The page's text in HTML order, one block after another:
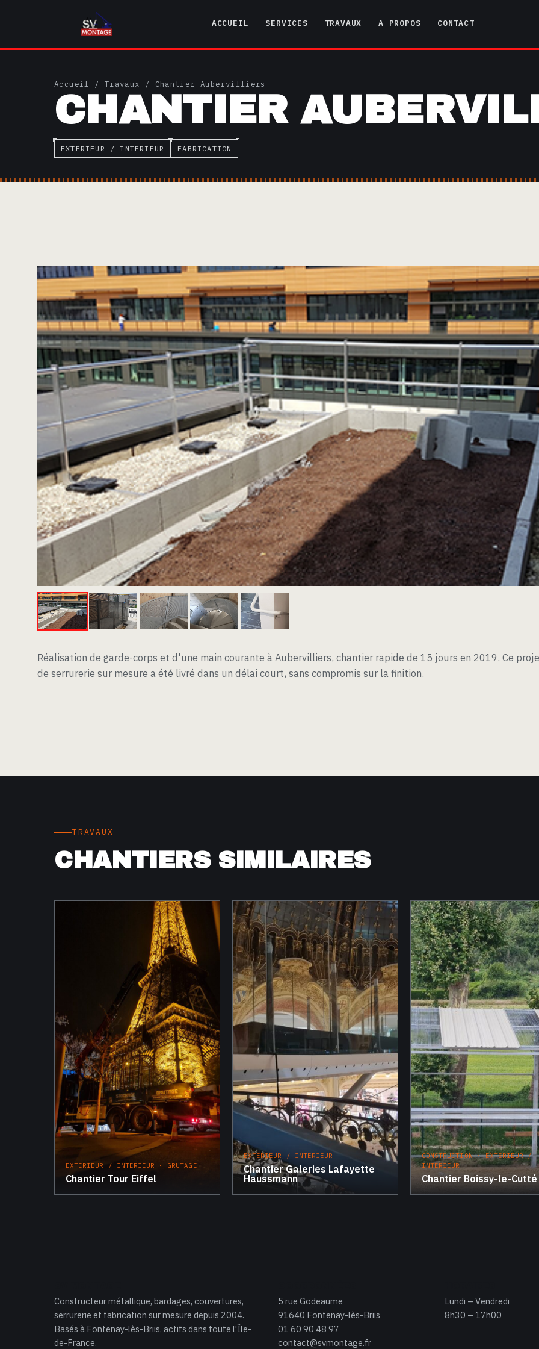
ACCUEIL SERVICES TRAVAUX A PROPOS CONTACT
Accueil / Travaux / Chantier Aubervilliers
CHANTIER
EXTERIEUR / INTERIEUR FABRICATION
Réalisation de garde-corps et d'une main courante à Aubervilliers, chantier rapide de 15 jours en 2019. Ce
de serrurerie sur mesure a été livré dans un délai court, sans compromis sur la finition.
TRAVAUX
CHANTIERS SIMILAIRES
EXTERIEUR / INTERIEUR · GRUTAGE
Chantier Tour Eiffel
EXTERIEUR / INTERIEUR
Chantier Galeries Lafayette
Haussmann
CONSTRUCTION · EXTERIEUR /
INTERIEUR
Chantier Boissy-le-Cutté
Constructeur métallique, bardages, couvertures,
serrurerie et fabrication sur mesure depuis 2004.
Basés à Fontenay-lès-Briis, actifs dans toute l'Île-
de-France.
5 rue Godeaume
91640 Fontenay-lès-Briis
01 60 90 48 97
contact@svmontage.fr
Lundi – Vendredi
8h30 – 17h00